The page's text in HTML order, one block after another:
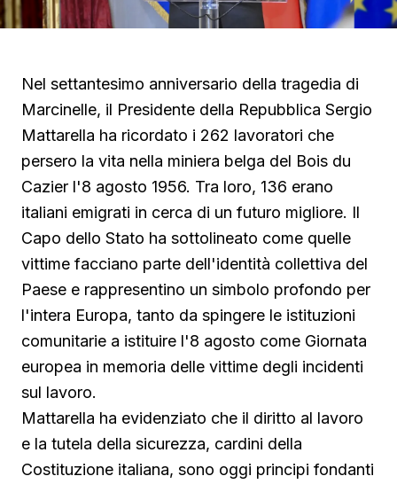
Nel settantesimo anniversario della tragedia di
Marcinelle, il Presidente della Repubblica Sergio
Mattarella ha ricordato i 262 lavoratori che
persero la vita nella miniera belga del Bois du
Cazier l'8 agosto 1956. Tra loro, 136 erano
italiani emigrati in cerca di un futuro migliore. Il
Capo dello Stato ha sottolineato come quelle
vittime facciano parte dell'identità collettiva del
Paese e rappresentino un simbolo profondo per
l'intera Europa, tanto da spingere le istituzioni
comunitarie a istituire l'8 agosto come Giornata
europea in memoria delle vittime degli incidenti
sul lavoro.
Mattarella ha evidenziato che il diritto al lavoro
e la tutela della sicurezza, cardini della
Costituzione italiana, sono oggi principi fondanti